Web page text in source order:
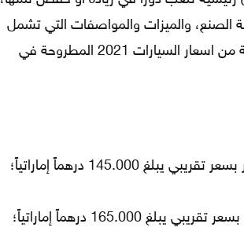
الصنع، والميزات والمواصفات التي تشمل
عليهأ، وما إلى ذلك، لذا نشير فيما يلي إلى مجموعة من اسعار السيارات 2021 المطروحة في
تتوفر بسعر تقريبي يبلغ 145.000 درهماً إماراتياً؛
تتوفر بسعر تقريبي يبلغ 165.000 درهماً إماراتياً؛